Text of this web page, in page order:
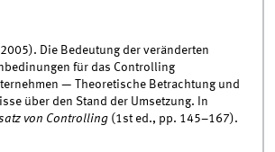
Die Bedeutung der veränderten
für das Controlling
— Theoretische Betrachtung und
über den Stand der Umsetzung. In
von Controlling (1st ed., pp. 145–167).